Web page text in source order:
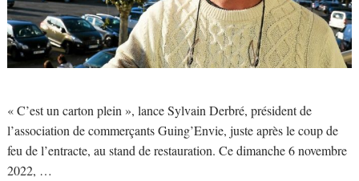
« C’est un carton plein », lance Sylvain Derbré, président de
l’association de commerçants Guing’Envie, juste après le coup de
feu de l’entracte, au stand de restauration. Ce dimanche 6 novembre
2022, …